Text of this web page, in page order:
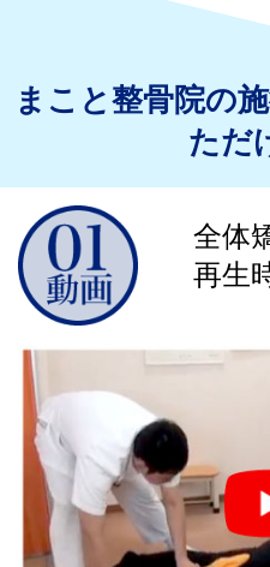
※個人の感想であり効果・効能を
前かがみの、うつ向い
背中全体が固まったよ
少し不安もありまし
で、背骨矯正しなかっ
です。
※個人の感想であり効果・効能を示
個人差があります。
まこと整骨院の
ただ
全体
再生